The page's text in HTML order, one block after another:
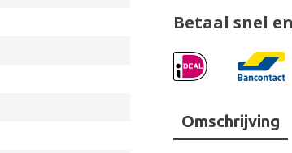
Betaal snel
Omschrijving